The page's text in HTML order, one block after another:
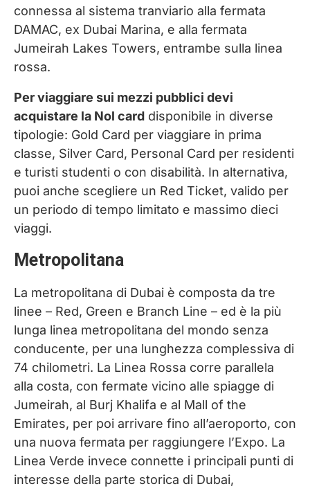
connessa al sistema tranviario alla fermata
DAMAC, ex Dubai Marina, e alla fermata
Jumeirah Lakes Towers, entrambe sulla linea
rossa.
Per viaggiare sui mezzi pubblici devi
acquistare la Nol card disponibile in diverse
tipologie: Gold Card per viaggiare in prima
classe, Silver Card, Personal Card per residenti
e turisti studenti o con disabilità. In alternativa,
puoi anche scegliere un Red Ticket, valido per
un periodo di tempo limitato e massimo dieci
viaggi.
Metropolitana
La metropolitana di Dubai è composta da tre
linee – Red, Green e Branch Line – ed è la più
lunga linea metropolitana del mondo senza
conducente, per una lunghezza complessiva di
74 chilometri. La Linea Rossa corre parallela
alla costa, con fermate vicino alle spiagge di
Jumeirah, al Burj Khalifa e al Mall of the
Emirates, per poi arrivare fino all’aeroporto, con
una nuova fermata per raggiungere l’Expo. La
Linea Verde invece connette i principali punti di
interesse della parte storica di Dubai,